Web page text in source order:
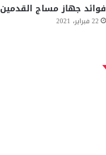
فوائد جهاز مساج القدمين
22 فبراير، 2021